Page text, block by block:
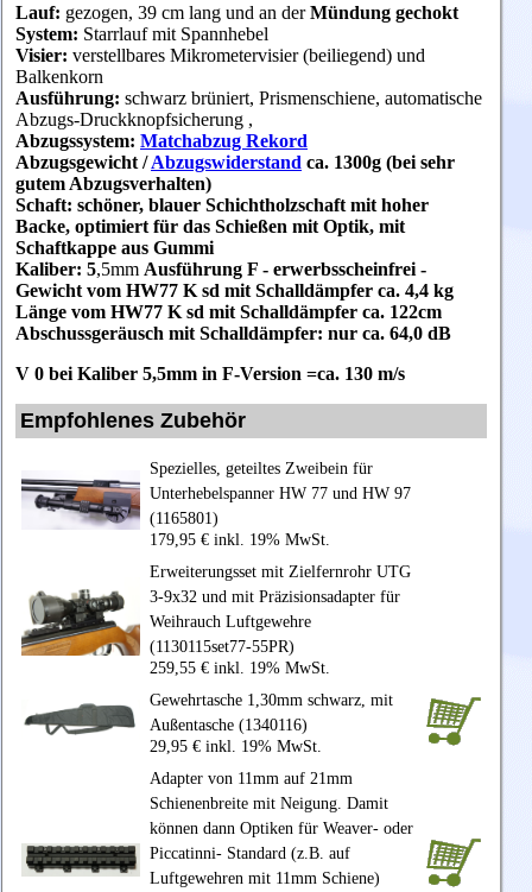
Lauf: gezogen, 39 cm lang und an derMündung gechokt
System: Starrlauf mit Spannhebel
Visier: verstellbares Mikrometervisier (beiliegend) und
Balkenkorn
Ausführung: schwarz brüniert, Prismenschiene, automatische
Abzugs-Druckknopfsicherung ,
Abzugssystem: Matchabzug Rekord
Abzugsgewicht /Abzugswiderstand ca. 1300g (bei sehr
gutem Abzugsverhalten)
Schaft: schöner, blauer Schichtholzschaft mit hoher
Backe, optimiert für das Schießen mit Optik, mit
Schaftkappe aus Gummi
Kaliber: 5,5mm Ausführung F - erwerbsscheinfrei -
Gewicht vom HW77 K sd mit Schalldämpfer ca. 4,4 kg
Länge vom HW77 K sd mit Schalldämpfer ca. 122cm
Abschussgeräusch mit Schalldämpfer: nur ca. 64,0 dB
V 0 bei Kaliber 5,5mm in F-Version =ca. 130 m/s
Empfohlenes Zubehör
Spezielles, geteiltes Zweibein für
Unterhebelspanner HW 77 und HW 97
(1165801)
179,95 € inkl. 19% MwSt.
Erweiterungsset mit Zielfernrohr UTG
3-9x32 und mit Präzisionsadapter für
Weihrauch Luftgewehre
(1130115set77-55PR)
259,55 € inkl. 19% MwSt.
Gewehrtasche 1,30mm schwarz, mit
Außentasche (1340116)
29,95 € inkl. 19% MwSt.
Adapter von 11mm auf 21mm
Schienenbreite mit Neigung. Damit
können dann Optiken für Weaver- oder
Piccatinni- Standard (z.B. auf
Luftgewehren mit 11mm Schiene)